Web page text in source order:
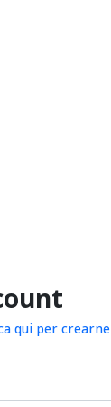
qui per crearne